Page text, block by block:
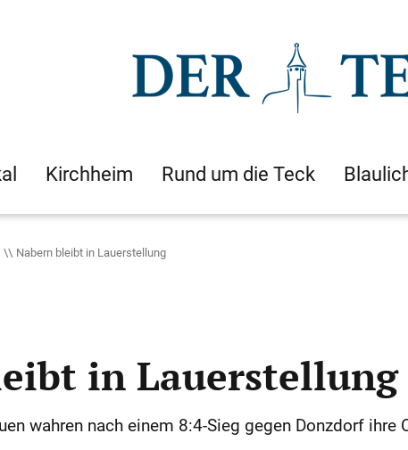
Kirchheim Rund um die Teck
Nabern bleibt in Lauerstellung
in Lauerstellung
wahren nach einem 8:4-Sieg gegen Donzdorf